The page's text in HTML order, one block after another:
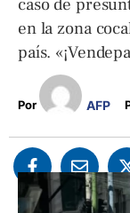
caso de
en la zona
país.
Por AFP